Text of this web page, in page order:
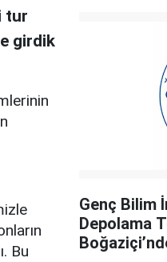
tur
girdik
Bu
Genç Bilim
Depolama